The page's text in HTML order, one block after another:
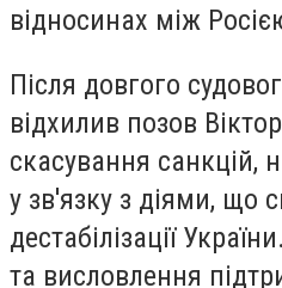
відносинах між
Після довгого
відхилив позов
скасування санкцій,
у зв'язку з діями, що
дестабілізації
та висловлення